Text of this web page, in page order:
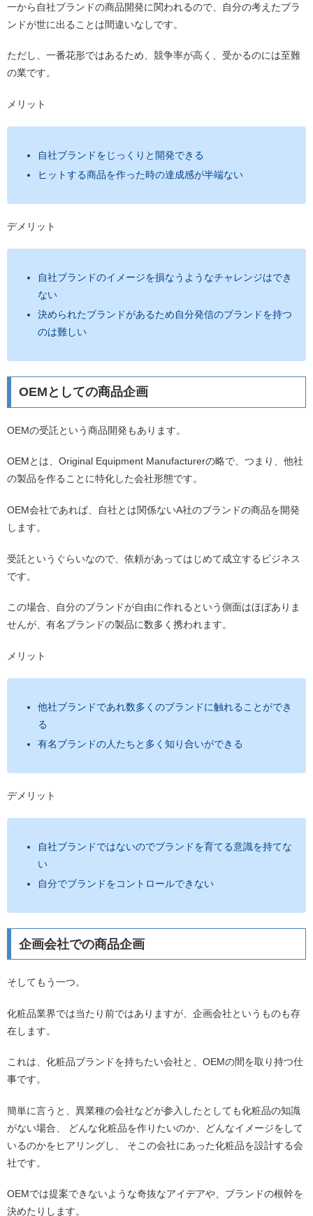
一から自社ブランドの商品開発に関われるので、自分の考えたブラ
ンドが世に出ることは間違いなしです。
ただし、一番花形ではあるため、競争率が高く、受かるのには至難
の業です。
メリット
自社ブランドをじっくりと開発できる
ヒットする商品を作った時の達成感が半端ない
デメリット
自社ブランドのイメージを損なうようなチャレンジはでき
ない
決められたブランドがあるため自分発信のブランドを持つ
のは難しい
OEMとしての商品企画
OEMの受託という商品開発もあります。
OEMとは、Original Equipment Manufacturerの略で、つまり、他社
の製品を作ることに特化した会社形態です。
OEM会社であれば、自社とは関係ないA社のブランドの商品を開発
します。
受託というぐらいなので、依頼があってはじめて成立するビジネス
です。
この場合、自分のブランドが自由に作れるという側面はほぼありま
せんが、有名ブランドの製品に数多く携われます。
メリット
他社ブランドであれ数多くのブランドに触れることができ
る
有名ブランドの人たちと多く知り合いができる
デメリット
自社ブランドではないのでブランドを育てる意識を持てな
い
自分でブランドをコントロールできない
企画会社での商品企画
そしてもう一つ。
化粧品業界では当たり前ではありますが、企画会社というものも存
在します。
これは、化粧品ブランドを持ちたい会社と、OEMの間を取り持つ仕
事です。
簡単に言うと、異業種の会社などが参入したとしても化粧品の知識
がない場合、 どんな化粧品を作りたいのか、どんなイメージをして
いるのかをヒアリングし、 そこの会社にあった化粧品を設計する会
社です。
OEMでは提案できないような奇抜なアイデアや、ブランドの根幹を
決めたりします。